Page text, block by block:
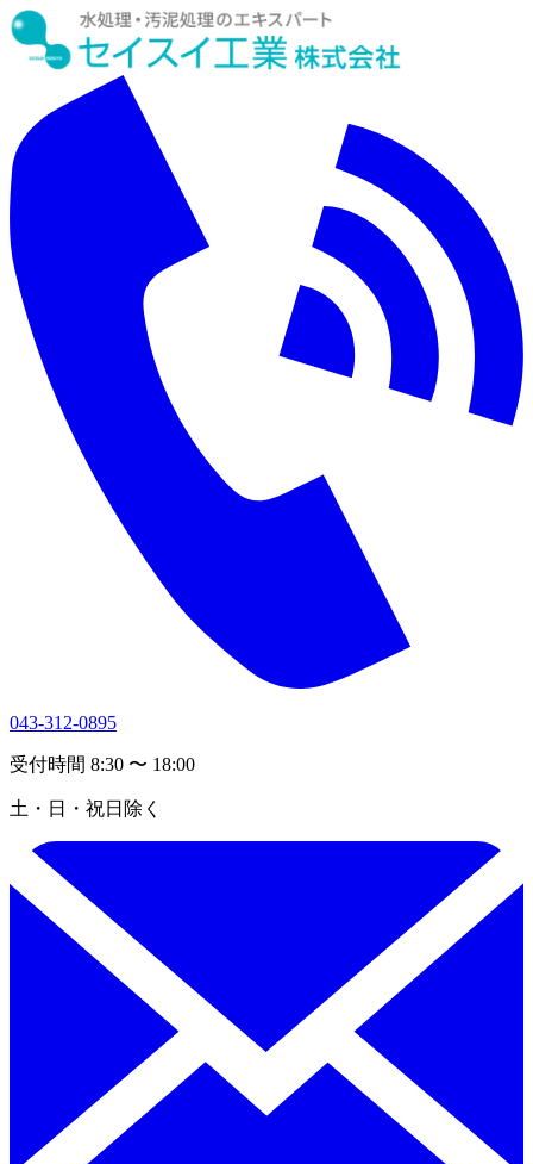
043-312-0895
受付時間 8:30 〜 18:00
土・日・祝日除く